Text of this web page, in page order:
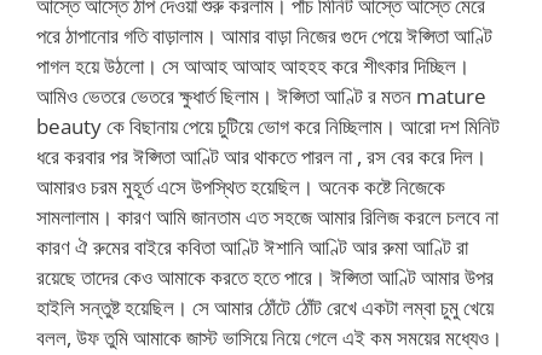
পরে ঠাপানোর গতি বাড়ালাম। আমার বাড়া নিজের গুদে পেয়ে ঈপ্সিতা আণ্টি
পাগল হয়ে উঠলো। সে আআহ আআহ আহহহ করে শীৎকার দিচ্ছিল।
আমিও ভেতরে ভেতরে ক্ষুধার্ত ছিলাম। ঈপ্সিতা আণ্টি র মতন mature
beauty কে বিছানায় পেয়ে চুটিয়ে ভোগ করে নিচ্ছিলাম। আরো দশ মিনিট
ধরে করবার পর ঈপ্সিতা আণ্টি আর থাকতে পারল না , রস বের করে দিল।
আমারও চরম মুহূর্ত এসে উপস্থিত হয়েছিল। অনেক কষ্টে নিজেকে
সামলালাম। কারণ আমি জানতাম এত সহজে আমার রিলিজ করলে চলবে না
কারণ ঐ রুমের বাইরে কবিতা আণ্টি ঈশানি আণ্টি আর রুমা আণ্টি রা
রয়েছে তাদের কেও আমাকে করতে হতে পারে। ঈপ্সিতা আণ্টি আমার উপর
হাইলি সন্তুষ্ট হয়েছিল। সে আমার ঠোঁটে ঠোঁট রেখে একটা লম্বা চুমু খেয়ে
বলল, উফ তুমি আমাকে জাস্ট ভাসিয়ে নিয়ে গেলে এই কম সময়ের মধ্যেও।